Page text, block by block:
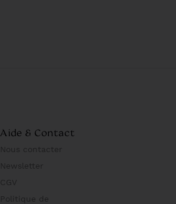
Aide & Contact
Nous contacter
Newsletter
CGV
Politique de